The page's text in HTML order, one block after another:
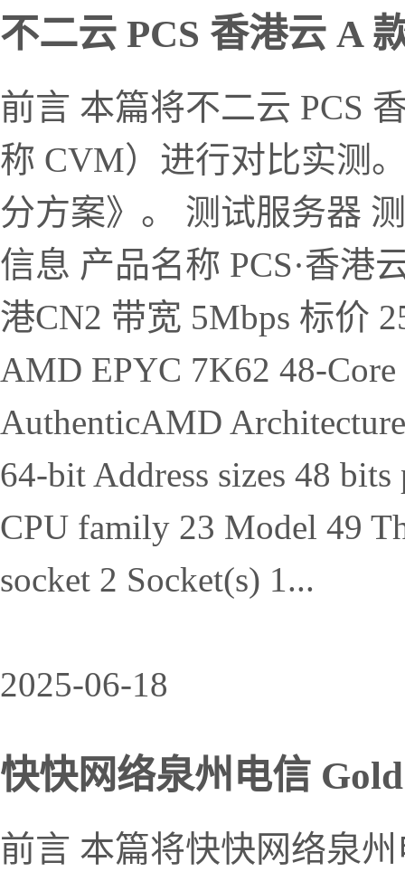
不二云 PCS 香港云 A
前言 本篇将不二云 PCS
称 CVM）进行对比实测
分方案》。 测试服务器
信息 产品名称 PCS·香港
港CN2 带宽 5Mbps 标价
AMD EPYC 7K62 48-Core
AuthenticAMD
64-bit Address sizes 48
CPU family 23 Model 49
socket 2 Socket(s) 1...
2025-06-18
快快网络泉州电信
前言 本篇将快快网络泉